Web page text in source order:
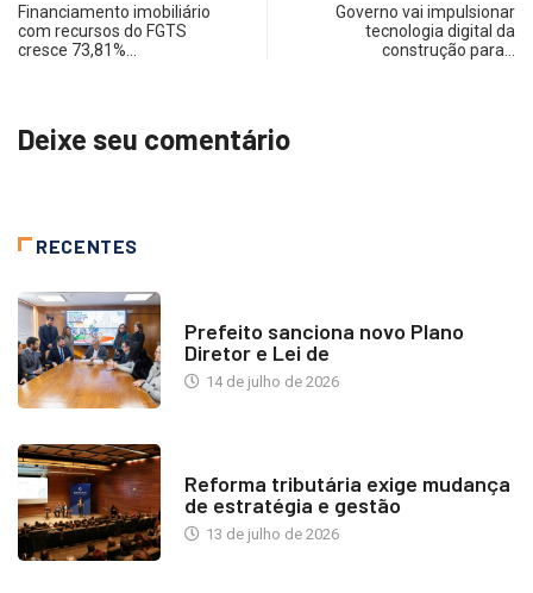
Financiamento imobiliário
com recursos do FGTS
cresce 73,81%…
Governo vai impulsionar
tecnologia digital da
construção para…
Deixe seu comentário
RECENTES
Prefeito sanciona novo Plano
Diretor e Lei de
14 de julho de 2026
Reforma tributária exige mudança
de estratégia e gestão
13 de julho de 2026